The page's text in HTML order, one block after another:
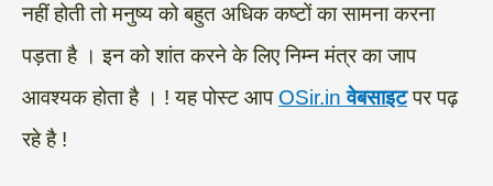
नहीं होती तो मनुष्य को बहुत अधिक कष्टों का सामना करना
पड़ता है । इन को शांत करने के लिए निम्न मंत्र का जाप
आवश्यक होता है । ! यह पोस्ट आप OSir.inवेबसाइटपर पढ़
रहे है !